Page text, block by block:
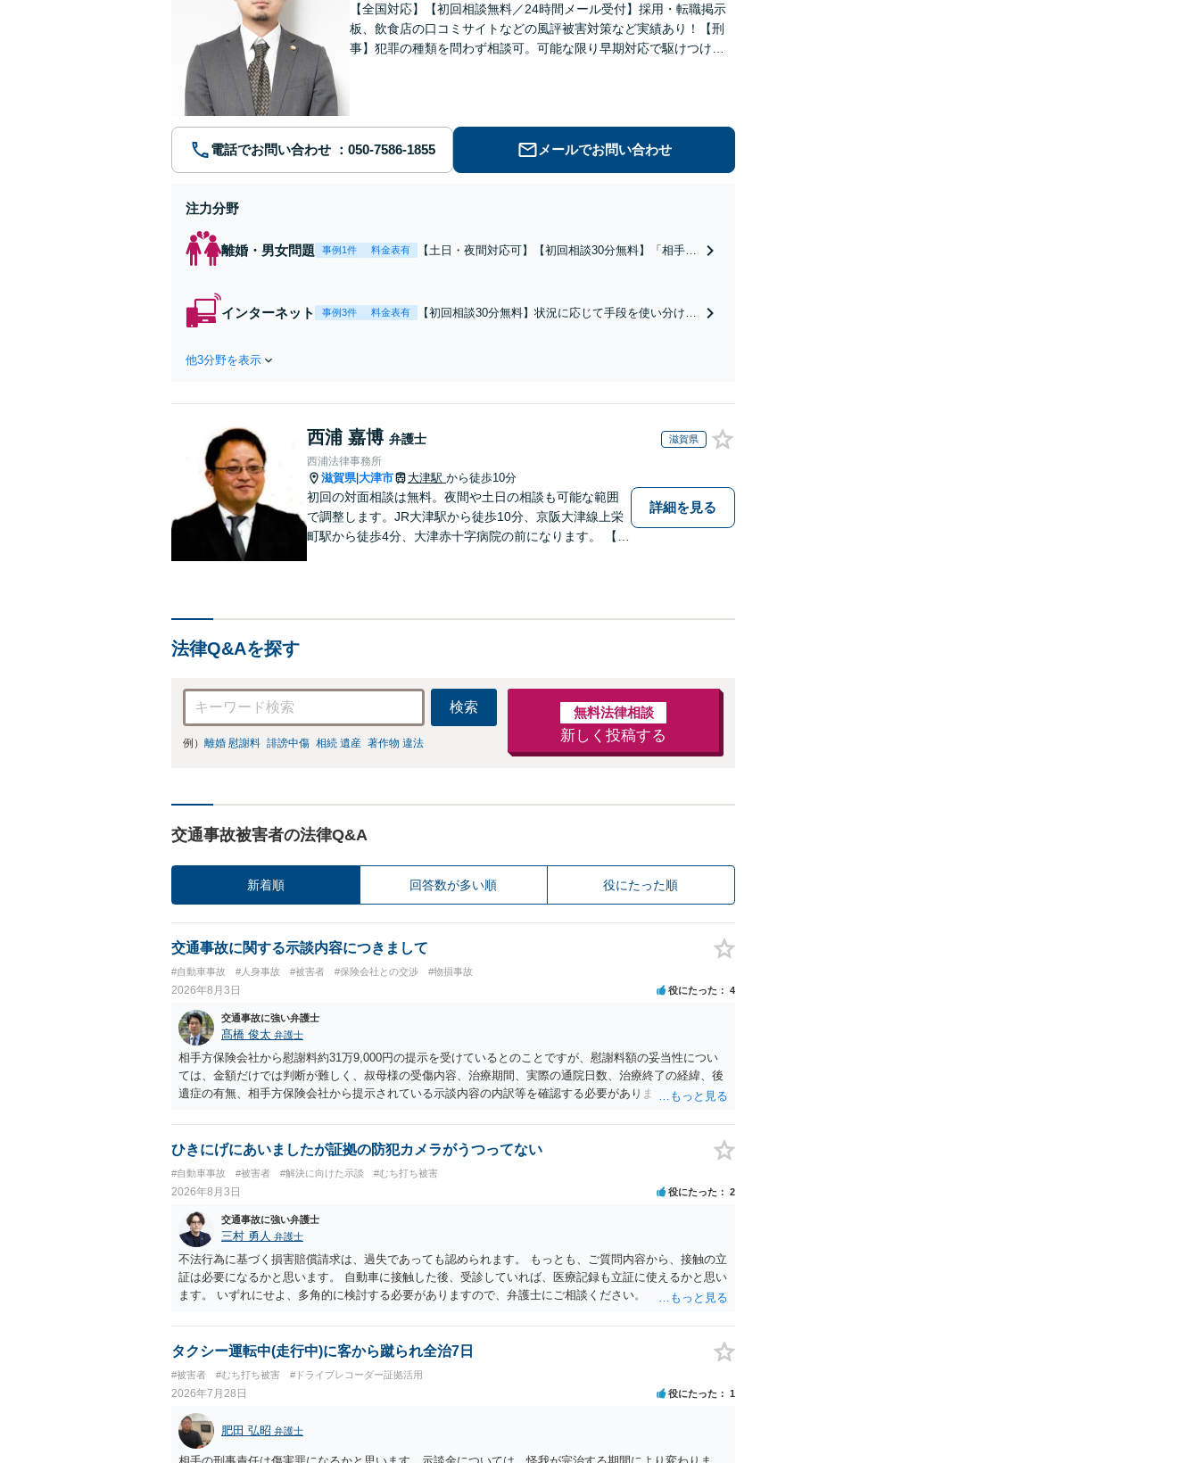
【全国対応】【初回相談無料／24時間メール受付】採用・転職掲示
板、飲食店の口コミサイトなどの風評被害対策など実績あり！【刑
事】犯罪の種類を問わず相談可。可能な限り早期対応で駆けつけサ
電話でお問い合わせ メールでお問い合わせ
注力分野
離婚・男女問題 事例1件 料金表有
【土日・夜間対応可】【初回相談30分無料】「相手方
金額アップ／減額交渉も対応可」【完全個室対応】
インターネット 事例3件 料金表有
【初回相談30分無料】状況に応じて手段を使い分け、
他3分野を表示
西浦 嘉博 弁護士 滋賀県
西浦法律事務所
滋賀県|大津市 大津駅 から徒歩10分
初回の対面相談は無料。夜間や土日の相談も可能な範囲
で調整します。JR大津駅から徒歩10分、京阪大津線上栄
町駅から徒歩4分、大津赤十字病院の前になります。 【滋
詳細を見る
法律Q&Aを探す
検索
例） 離婚 慰謝料 誹謗中傷 相続 遺産 著作物 違法
無料法律相談
新しく投稿する
交通事故被害者の法律Q&A
新着順 回答数が多い順 役にたった順
交通事故に関する示談内容につきまして
#自動車事故 #人身事故 #被害者 #保険会社との交渉 #物損事故
2026年8月3日 役にたった 4
交通事故に強い弁護士
髙橋 俊太 弁護士
相手方保険会社から慰謝料約31万9,000円の提示を受けているとのことですが、慰謝料額の妥当性につい
ては、金額だけでは判断が難しく、叔母様の受傷内容、治療期間、実際の通院日数、治療終了の経緯、後
遺症の有無、相手方保険会社から提示されている示談内容の内訳等を確認する必要があります。保険会社
で、以下の資料・情報を準備した上で、弁護士に個別に相談することをお勧めいたします。 ・相手方保険
会社から届いている示談金額の提示書類 ・叔母様の診断名、けがの内容 ・治療開始日及び治療終了日 ・
今回の事故で利用できる弁護士費用特約が付帯しているか なお、被害者は叔母様ご本人となりますので、
弁護士が受任する場合には、叔母様ご本人の依頼意思等を確認する必要があります。日本語での十分な意
思疎通が難しいとのことですので、そのあたりのご事情も踏まえて、依頼意思の確認方法等を検討する必
要があると思われます。
ひきにげにあいましたが証拠の防犯カメラがうつってない
#自動車事故 #被害者 #解決に向けた示談 #むち打ち被害
2026年8月3日 役にたった 2
交通事故に強い弁護士
三村 勇人 弁護士
不法行為に基づく損害賠償請求は、過失であっても認められます。 もっとも、ご質問内容から、接触の立
証は必要になるかと思います。 自動車に接触した後、受診していれば、医療記録も立証に使えるかと思い
ます。 いずれにせよ、多角的に検討する必要がありますので、弁護士にご相談ください。
タクシー運転中(走行中)に客から蹴られ全治7日
#被害者 #むち打ち被害 #ドライブレコーダー証拠活用
2026年7月28日 役にたった 1
肥田 弘昭 弁護士